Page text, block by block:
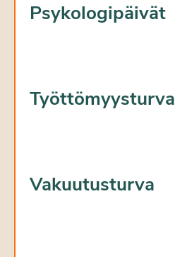
Psykologipäivät
Työttömyysturva
Vakuutusturva